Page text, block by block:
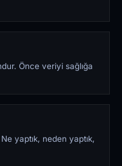
Önce veriyi sağlığa
yaptık, neden yaptık,